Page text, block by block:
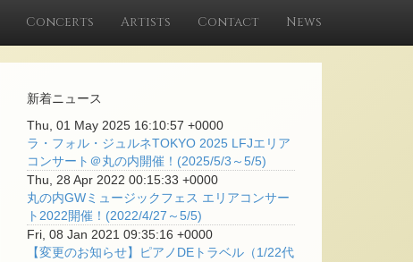
Concerts Artists Contact News
新着ニュース
Thu, 01 May 2025 16:10:57 +0000
ラ・フォル・ジュルネTOKYO 2025 LFJエリア
コンサート＠丸の内開催！(2025/5/3～5/5)
Thu, 28 Apr 2022 00:15:33 +0000
丸の内GWミュージックフェス エリアコンサー
ト2022開催！(2022/4/27～5/5)
Fri, 08 Jan 2021 09:35:16 +0000
【変更のお知らせ】ピアノDEトラベル（1/22代